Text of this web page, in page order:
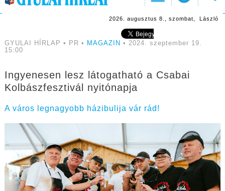
2026. augusztus 8., szombat, László
GYULAI HÍRLAP • PR • MAGAZIN • 2024. szeptember 19.
15:00
Ingyenesen lesz látogatható a Csabai
Kolbászfesztivál nyitónapja
A város legnagyobb házibulija vár rád!